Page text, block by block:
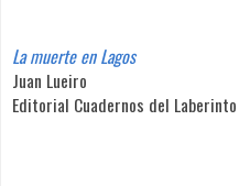
La muerte en Lagos
Juan Lueiro
Editorial Cuadernos del Laberinto